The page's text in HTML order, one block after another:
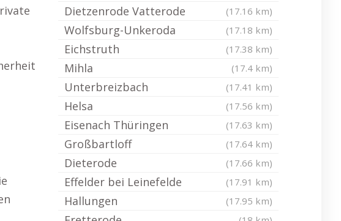
Dietzenrode Vatterode (17.16 km)
Wolfsburg-Unkeroda (17.18 km)
Eichstruth (17.38 km)
Mihla (17.4 km)
Unterbreizbach (17.41 km)
Helsa (17.56 km)
Eisenach Thüringen (17.63 km)
Großbartloff (17.64 km)
Dieterode (17.66 km)
Effelder bei Leinefelde (17.91 km)
Hallungen (17.95 km)